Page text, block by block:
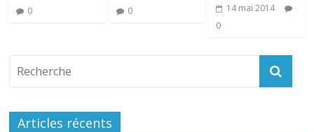
0
0
14 mai 2014
0
Articles récents